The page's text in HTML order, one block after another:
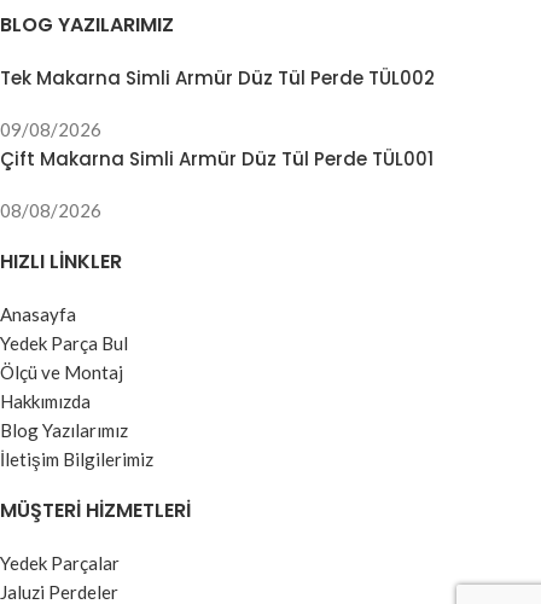
BLOG YAZILARIMIZ
Tek Makarna Simli Armür Düz Tül Perde TÜL002
09/08/2026
Çift Makarna Simli Armür Düz Tül Perde TÜL001
08/08/2026
HIZLI LINKLER
Anasayfa
Yedek Parça Bul
Ölçü ve Montaj
Hakkımızda
Blog Yazılarımız
İletişim Bilgilerimiz
MÜŞTERI HIZMETLERI
Yedek Parçalar
Jaluzi Perdeler